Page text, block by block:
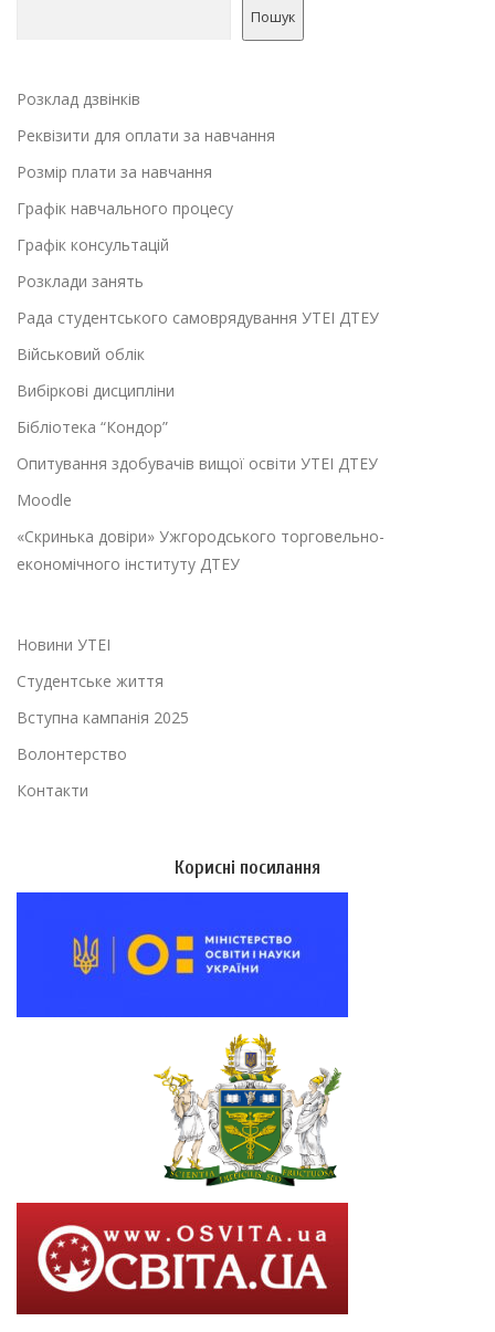
Пошук
Розклад дзвінків
Реквізити для оплати за навчання
Розмір плати за навчання
Графік навчального процесу
Графік консультацій
Розклади занять
Рада студентського самоврядування УТЕІ ДТЕУ
Військовий облік
Вибіркові дисципліни
Бібліотека “Кондор”
Опитування здобувачів вищої освіти УТЕІ ДТЕУ
Moodle
«Скринька довіри» Ужгородського торговельно-
економічного інституту ДТЕУ
Новини УТЕІ
Студентське життя
Вступна кампанія 2025
Волонтерство
Контакти
Корисні посилання